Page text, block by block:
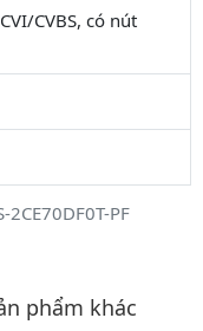
PF
CVBS, có nút
phẩm khác